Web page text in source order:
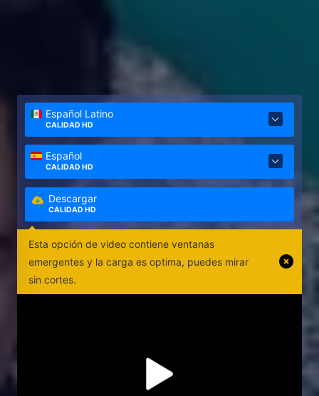
Español Latino
CALIDAD HD
Español
CALIDAD HD
Descargar
CALIDAD HD
Esta opción de video contiene ventanas
emergentes y la carga es optima, puedes mirar
sin cortes.